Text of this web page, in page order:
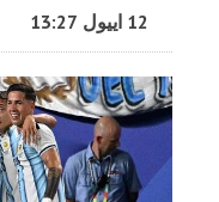
12 اییول 13:27